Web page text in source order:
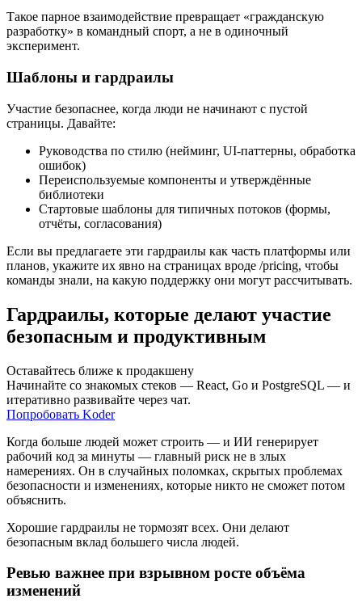
Такое парное взаимодействие превращает «гражданскую
разработку» в командный спорт, а не в одиночный
эксперимент.
Шаблоны и гардраилы
Участие безопаснее, когда люди не начинают с пустой
страницы. Давайте:
Руководства по стилю (нейминг, UI‑паттерны, обработка
ошибок)
Переиспользуемые компоненты и утверждённые
библиотеки
Стартовые шаблоны для типичных потоков (формы,
отчёты, согласования)
Если вы предлагаете эти гардраилы как часть платформы или
планов, укажите их явно на страницах вроде /pricing, чтобы
команды знали, на какую поддержку они могут рассчитывать.
Гардраилы, которые делают участие
безопасным и продуктивным
Оставайтесь ближе к продакшену
Начинайте со знакомых стеков — React, Go и PostgreSQL — и
итеративно развивайте через чат.
Попробовать Koder
Когда больше людей может строить — и ИИ генерирует
рабочий код за минуты — главный риск не в злых
намерениях. Он в случайных поломках, скрытых проблемах
безопасности и изменениях, которые никто не сможет потом
объяснить.
Хорошие гардраилы не тормозят всех. Они делают
безопасным вклад большего числа людей.
Ревью важнее при взрывном росте объёма
изменений